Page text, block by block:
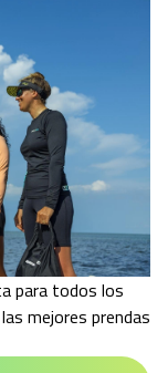
para todos los
mejores prendas